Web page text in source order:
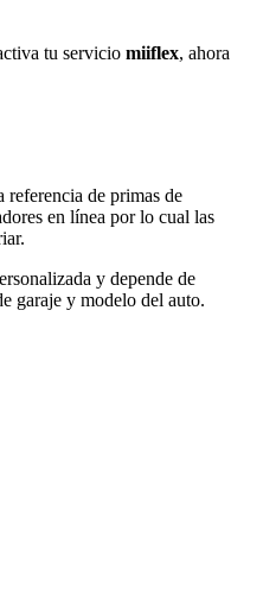
tu servicio miiflex, ahora
referencia de primas de
en línea por lo cual las
y depende de
garaje y modelo del auto.